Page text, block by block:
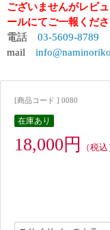
ございませんがレビ
ールにてご一報くだ
電話 03-5609-8789
mail
[商品コード ] 0080
在庫あり
18,000円 （税込